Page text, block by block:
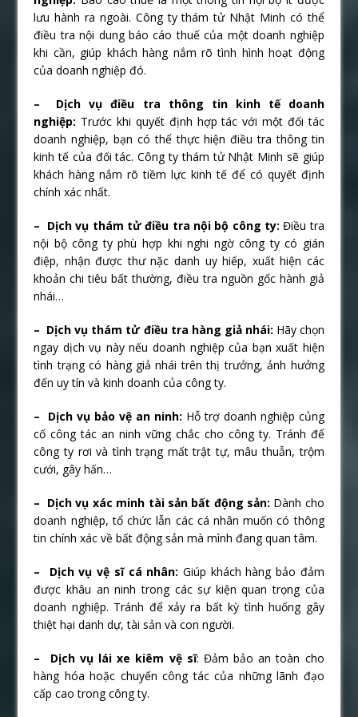
lưu hành ra ngoài. Công ty thám tử Nhật Minh có thể
điều tra nội dung báo cáo thuế của một doanh nghiệp
khi cần, giúp khách hàng nắm rõ tình hình hoạt động
của doanh nghiệp đó.
– Dịch vụ điều tra thông tin kinh tế doanh
nghiệp: Trước khi quyết định hợp tác với một đối tác
doanh nghiệp, bạn có thể thực hiện điều tra thông tin
kinh tế của đối tác. Công ty thám tử Nhật Minh sẽ giúp
khách hàng nắm rõ tiềm lực kinh tế để có quyết định
chính xác nhất.
– Dịch vụ thám tử điều tra nội bộ công ty: Điều tra
nội bộ công ty phù hợp khi nghi ngờ công ty có gián
điệp, nhận được thư nặc danh uy hiếp, xuất hiện các
khoản chi tiêu bất thường, điều tra nguồn gốc hành giả
nhái…
– Dịch vụ thám tử điều tra hàng giả nhái: Hãy chọn
ngay dịch vụ này nếu doanh nghiệp của bạn xuất hiện
tình trạng có hàng giả nhái trên thị trưởng, ảnh hưởng
đến uy tín và kinh doanh của công ty.
– Dịch vụ bảo vệ an ninh: Hỗ trợ doanh nghiệp củng
cố công tác an ninh vững chắc cho công ty. Tránh để
công ty rơi và tình trạng mất trật tự, mâu thuẫn, trộm
cưới, gây hấn…
– Dịch vụ xác minh tài sản bất động sản: Dành cho
doanh nghiệp, tổ chức lẫn các cá nhân muốn có thông
tin chính xác về bất động sản mà mình đang quan tâm.
– Dịch vụ vệ sĩ cá nhân: Giúp khách hàng bảo đảm
được khâu an ninh trong các sự kiện quan trọng của
doanh nghiệp. Tránh để xảy ra bất kỳ tình huống gây
thiệt hại danh dự, tài sản và con người.
– Dịch vụ lái xe kiêm vệ sĩ: Đảm bảo an toàn cho
hàng hóa hoặc chuyến công tác của những lãnh đạo
cấp cao trong công ty.